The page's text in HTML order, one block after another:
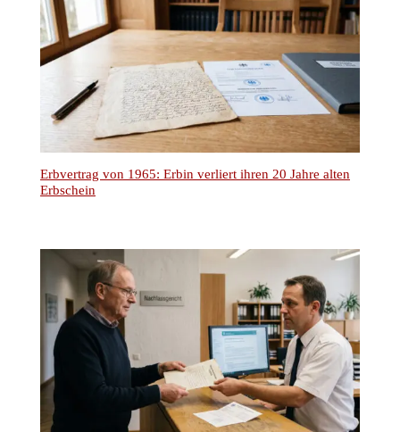
Erbvertrag von 1965: Erbin verliert ihren 20 Jahre alten
Erbschein